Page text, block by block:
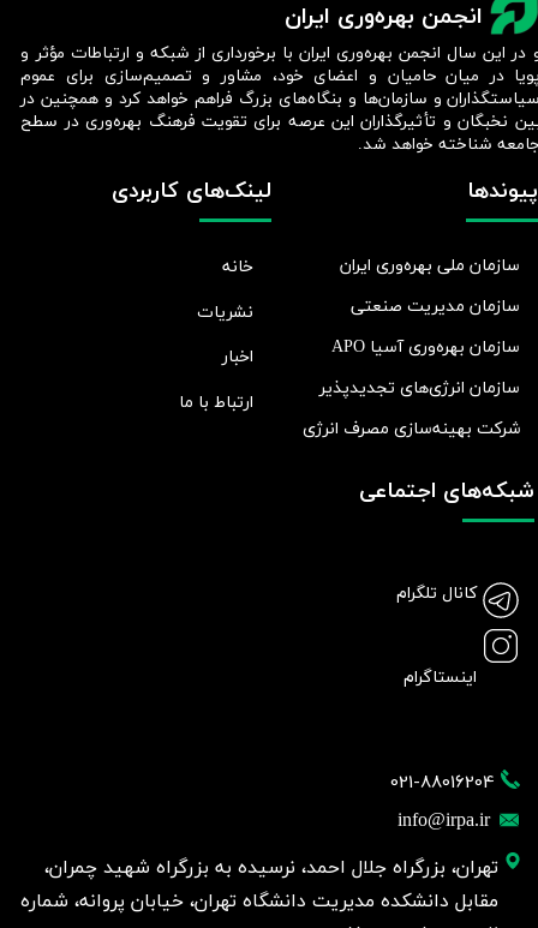
انجمن بهره‌وری ایران
021-88016204
info@irpa.ir
تهران، بزرگراه جلال احمد، نرسیده به بزرگراه شهید چمران،
مقابل دانشکده مدیریت دانشگاه تهران، خیابان پروانه، شماره
لینک‌های کاربردی
خانه
نشریات
اخبار
ارتباط با ما
پیوندها
سازمان ملی بهره‌وری ایران
سازمان مدیریت صنعتی
سازمان بهره‌وری آسیا APO
سازمان انرژی‌های تجدیدپذیر
شرکت بهينه‌سازی مصرف انرژی
شبکه‌های اجتماعی
کانال تلگرام
اینستاگرام
در این سال انجمن بهره‌وری ایران با برخورداری از شبکه و ارتباطات مؤثر و
در میان حامیان و اعضای خود، مشاور و تصمیم‌سازی برای عموم
و سازمان‌ها و بنگاه‌های بزرگ فراهم خواهد کرد و همچنین در
نخبگان و تأثیرگذاران این عرصه برای تقویت فرهنگ بهره‌وری در سطح
شناخته خواهد شد.​​​​​​​